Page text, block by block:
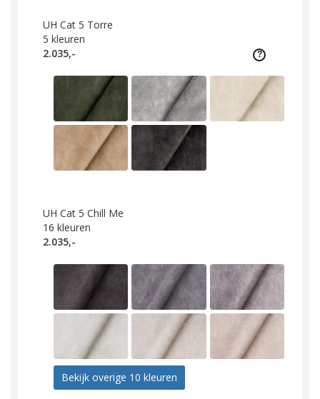
UH Cat 5 Torre
5 kleuren
2.035,-
UH Cat 5 Chill Me
16 kleuren
2.035,-
Bekijk overige 10 kleuren